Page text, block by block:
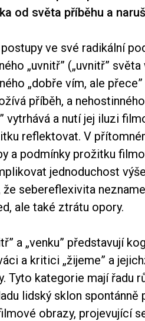
od světa příběhu a
ve své radikální
„uvnitř” („uvnitř”
„dobře vím, ale
příběh, a
vytrhává a nutí jej iluzi
reflektovat. V
a podmínky prožitku
jednoduchost
že sebereflexivita
ale také ztrátu opory.
a „venku” představují
a kritici „žijeme” a
Tyto kategorie mají řadu
lidský sklon
obrazy, projevující